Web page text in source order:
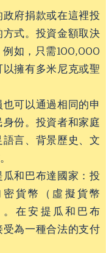
府捐款或在這裡投
式。投資金額取決
如，只需100,000
擁有多米尼克或聖
可以通過相同的申
份。投資者和家庭
言、背景歷史、文
和巴布達國家：投
貨幣（虛擬貨幣
。在安提瓜和巴布
為一種合法的支付